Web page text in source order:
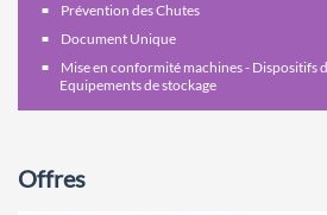
Prévention des Chutes
Document Unique
Mise en conformité machines - Dispositifs
Equipements de stockage
Offres